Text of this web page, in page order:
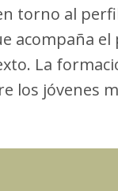
torno al
acompaña el
La
los jóvenes